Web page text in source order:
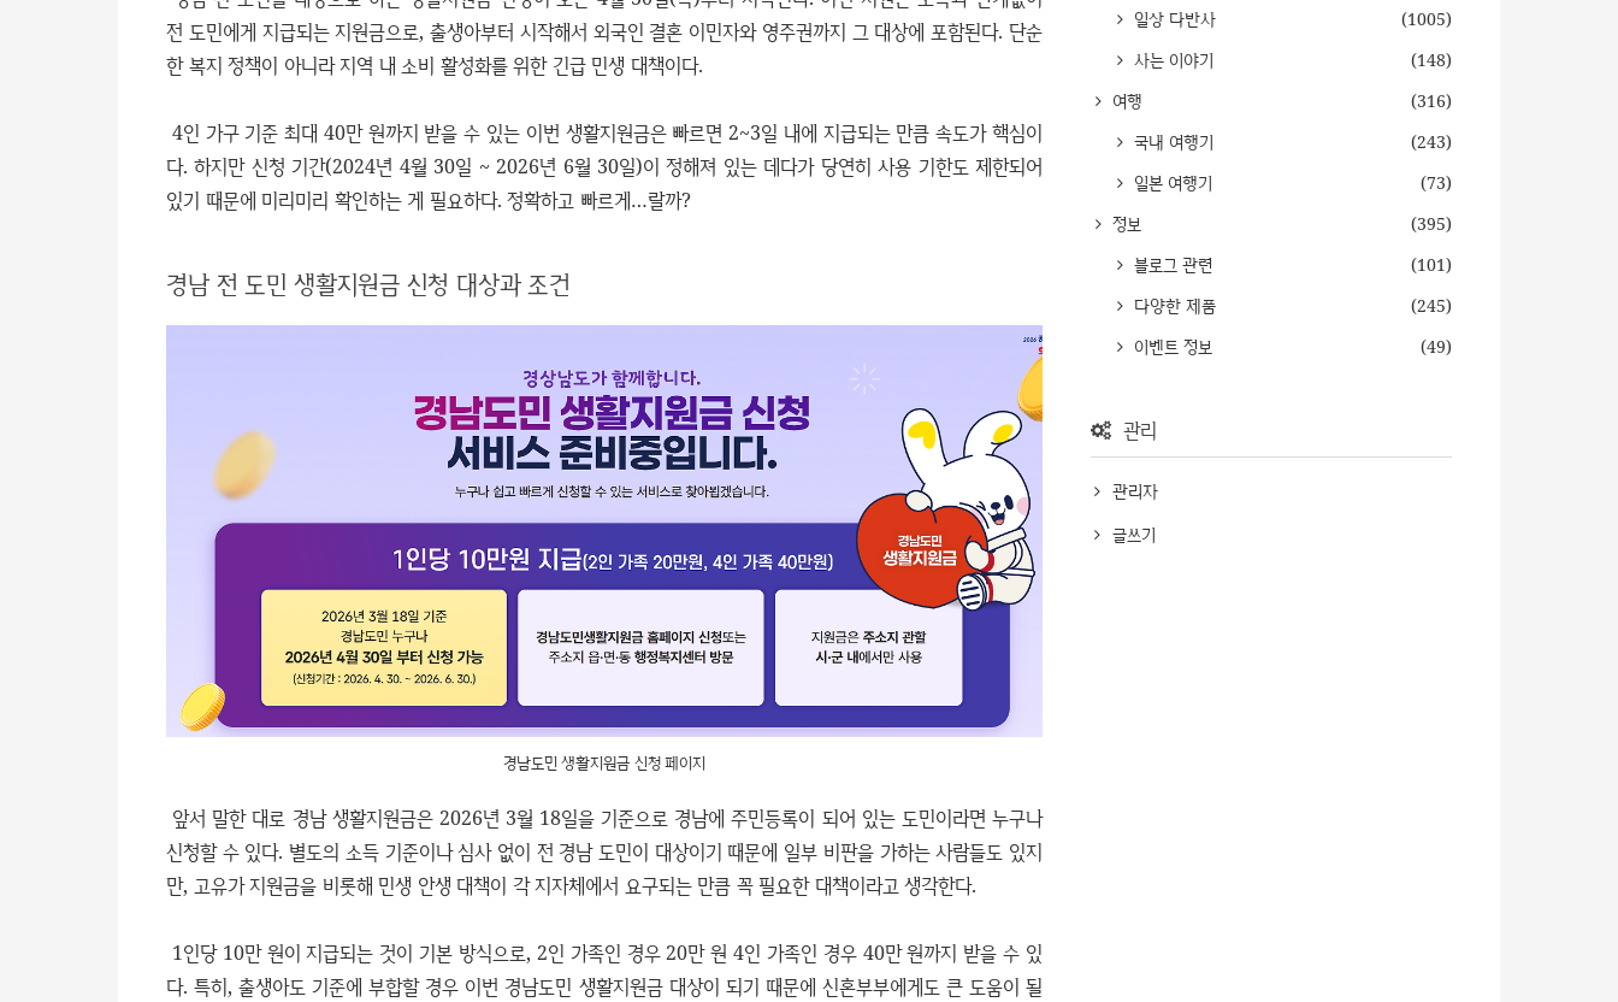
전 도민에게 지급되는 지원금으로, 출생아부터 시작해서 외국인 결혼 이민자와 영주권까지 그 대상에 포함된다. 단순
한 복지 정책이 아니라 지역 내 소비 활성화를 위한 긴급 민생 대책이다.
4인 가구 기준 최대 40만 원까지 받을 수 있는 이번 생활지원금은 빠르면 2~3일 내에 지급되는 만큼 속도가 핵심이
다. 하지만 신청 기간(2024년 4월 30일 ~ 2026년 6월 30일)이 정해져 있는 데다가 당연히 사용 기한도 제한되어
있기 때문에 미리미리 확인하는 게 필요하다. 정확하고 빠르게…랄까?
경남 전 도민 생활지원금 신청 대상과 조건
경남도민 생활지원금 신청 페이지
앞서 말한 대로 경남 생활지원금은 2026년 3월 18일을 기준으로 경남에 주민등록이 되어 있는 도민이라면 누구나
신청할 수 있다. 별도의 소득 기준이나 심사 없이 전 경남 도민이 대상이기 때문에 일부 비판을 가하는 사람들도 있지
만, 고유가 지원금을 비롯해 민생 안생 대책이 각 지자체에서 요구되는 만큼 꼭 필요한 대책이라고 생각한다.
1인당 10만 원이 지급되는 것이 기본 방식으로, 2인 가족인 경우 20만 원 4인 가족인 경우 40만 원까지 받을 수 있
다. 특히, 출생아도 기준에 부합할 경우 이번 경남도민 생활지원금 대상이 되기 때문에 신혼부부에게도 큰 도움이 될
일상 다반사
(1005)
사는 이야기
(148)
여행
(316)
국내 여행기
(243)
일본 여행기
(73)
정보
(395)
블로그 관련
(101)
다양한 제품
(245)
이벤트 정보
(49)
관리
관리자
글쓰기